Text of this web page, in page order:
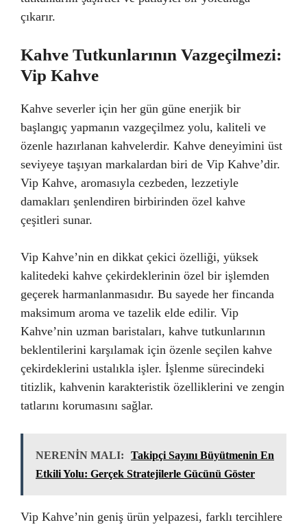
çıkarır.
Kahve Tutkunlarının Vazgeçilmezi:
Vip Kahve
Kahve severler için her gün güne enerjik bir
başlangıç yapmanın vazgeçilmez yolu, kaliteli ve
özenle hazırlanan kahvelerdir. Kahve deneyimini üst
seviyeye taşıyan markalardan biri de Vip Kahve’dir.
Vip Kahve, aromasıyla cezbeden, lezzetiyle
damakları şenlendiren birbirinden özel kahve
çeşitleri sunar.
Vip Kahve’nin en dikkat çekici özelliği, yüksek
kalitedeki kahve çekirdeklerinin özel bir işlemden
geçerek harmanlanmasıdır. Bu sayede her fincanda
maksimum aroma ve tazelik elde edilir. Vip
Kahve’nin uzman baristaları, kahve tutkunlarının
beklentilerini karşılamak için özenle seçilen kahve
çekirdeklerini ustalıkla işler. İşlenme sürecindeki
titizlik, kahvenin karakteristik özelliklerini ve zengin
tatlarını korumasını sağlar.
NERENİN MALI:
Takipçi Sayını Büyütmenin En
Etkili Yolu: Gerçek Stratejilerle Gücünü Göster
Vip Kahve’nin geniş ürün yelpazesi, farklı tercihlere